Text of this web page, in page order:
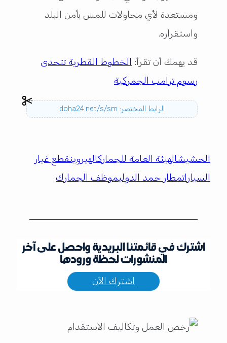
ومستعدة لأي محاولات للمس بأمن البلد
واستقراره.
قد يهمك أن تقرأ: الخطوط القطرية تتحدى
رسوم ترامب الجمركية
الرابط المختصر: doha24.net/s/sm
الحشيشالهيئة العامة للجماركالهيروينقطع غيار
السياراتمطار حمد الدوليموظف الجمارك
اشترك في قائمتنا البريدية واحصل على آخر
المنشورات لحظة ورودها
اشترك الآن